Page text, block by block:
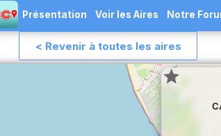
Présentation Voir les Aires Notre
< Revenir à toutes les aires